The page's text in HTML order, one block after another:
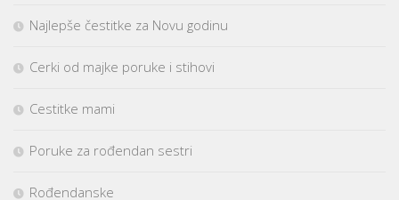
Najlepše čestitke za Novu godinu
Cerki od majke poruke i stihovi
Cestitke mami
Poruke za rođendan sestri
Rođendanske